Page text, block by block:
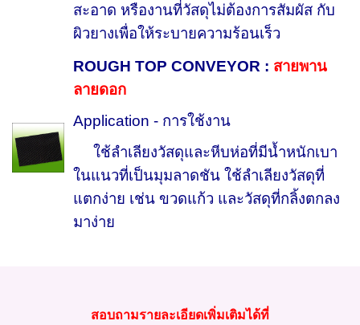
สะอาด หรืองานที่วัสดุไม่ต้องการสัมผัส กับ
ผิวยางเพื่อให้ระบายความร้อนเร็ว
ROUGH TOP CONVEYOR : สายพาน
ลายดอก
Application - การใช้งาน
ใช้ลำเลียงวัสดุและหีบห่อที่มีน้ำหนักเบา
ในแนวที่เป็นมุมลาดชัน ใช้ลำเลียงวัสดุที่
แตกง่าย เช่น ขวดแก้ว และวัสดุที่กลิ้งตกลง
มาง่าย
สอบถามรายละเอียดเพิ่มเติมได้ที่